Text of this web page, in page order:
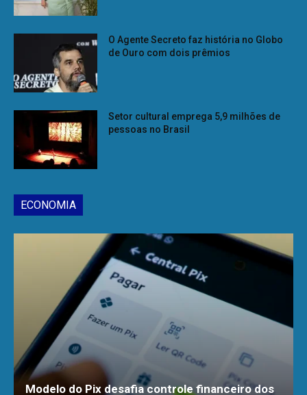
O Agente Secreto faz história no Globo
de Ouro com dois prêmios
Setor cultural emprega 5,9 milhões de
pessoas no Brasil
ECONOMIA
Modelo do Pix desafia controle financeiro dos